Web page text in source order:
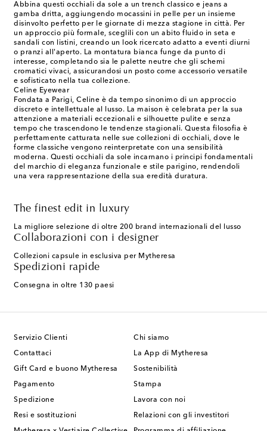
Abbina questi occhiali da sole a un trench classico e jeans a
gamba dritta, aggiungendo mocassini in pelle per un insieme
disinvolto perfetto per le giornate di mezza stagione in città. Per
un approccio più formale, sceglili con un abito fluido in seta e
sandali con listini, creando un look ricercato adatto a eventi diurni
o pranzi all'aperto. La montatura bianca funge da punto di
interesse, completando sia le palette neutre che gli schemi
cromatici vivaci, assicurandosi un posto come accessorio versatile
e sofisticato nella tua collezione.
Celine Eyewear
Fondata a Parigi, Celine è da tempo sinonimo di un approccio
discreto e intellettuale al lusso. La maison è celebrata per la sua
attenzione a materiali eccezionali e silhouette pulite e senza
tempo che trascendono le tendenze stagionali. Questa filosofia è
perfettamente catturata nelle sue collezioni di occhiali, dove le
forme classiche vengono reinterpretate con una sensibilità
moderna. Questi occhiali da sole incarnano i principi fondamentali
del marchio di eleganza funzionale e stile parigino, rendendoli
una vera rappresentazione della sua eredità duratura.
The finest edit in luxury
La migliore selezione di oltre 200 brand internazionali del lusso
Collaborazioni con i designer
Collezioni capsule in esclusiva per Mytheresa
Spedizioni rapide
Consegna in oltre 130 paesi
Servizio Clienti
Contattaci
Gift Card e buono Mytheresa
Pagamento
Spedizione
Resi e sostituzioni
Chi siamo
La App di Mytheresa
Sostenibilità
Stampa
Lavora con noi
Relazioni con gli investitori